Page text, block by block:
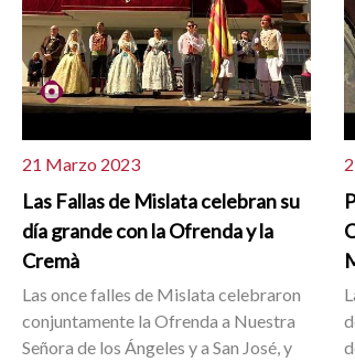
21 Marzo 2023
Las Fallas de Mislata celebran su
día grande con la Ofrenda y la
Cremà
Las once falles de Mislata celebraron
conjuntamente la Ofrenda a Nuestra
Señora de los Ángeles y a San José, y